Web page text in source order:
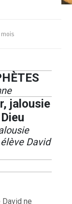
jalousie
David
ne